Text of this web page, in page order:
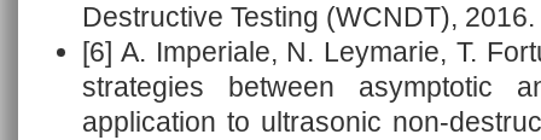
Destructive Testing (WCNDT), 2016.
[6] A. Imperiale, N. Leymarie, T.
strategies between asymptotic
application to ultrasonic non-